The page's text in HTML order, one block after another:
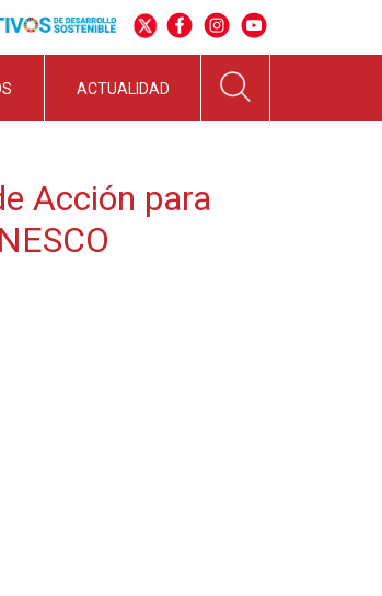
ACTUALIDAD
Acción para